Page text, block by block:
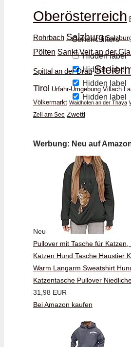
Generic filters
Hidden label
Hidden label
Hidden label
Hidden label
Oberösterreich
Rohrbach Salzburg
Pölten Sankt Veit an der
Spittal an der Drau
Tirol Urfahr-Umgebung Villach
Völkermarkt Waidhofen an der Thaya
Zell am See Zwettl
Werbung: Neu auf
Neu
Pullover mit Tasche für
Katzen Hund Tasche Haustier
Warm Langarm Sweatshirt
Katzentasche Pullover
31,98 EUR
Bei Amazon kaufen